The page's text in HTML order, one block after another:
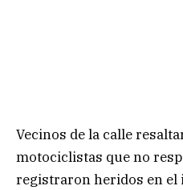
Vecinos de la calle
motociclistas que no
registraron heridos en el